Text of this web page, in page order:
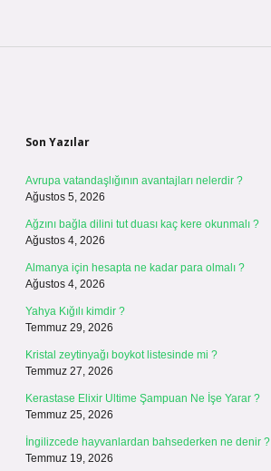
Son Yazılar
Avrupa vatandaşlığının avantajları nelerdir ?
Ağustos 5, 2026
Ağzını bağla dilini tut duası kaç kere okunmalı ?
Ağustos 4, 2026
Almanya için hesapta ne kadar para olmalı ?
Ağustos 4, 2026
Yahya Kığılı kimdir ?
Temmuz 29, 2026
Kristal zeytinyağı boykot listesinde mi ?
Temmuz 27, 2026
Kerastase Elixir Ultime Şampuan Ne İşe Yarar ?
Temmuz 25, 2026
İngilizcede hayvanlardan bahsederken ne denir ?
Temmuz 19, 2026